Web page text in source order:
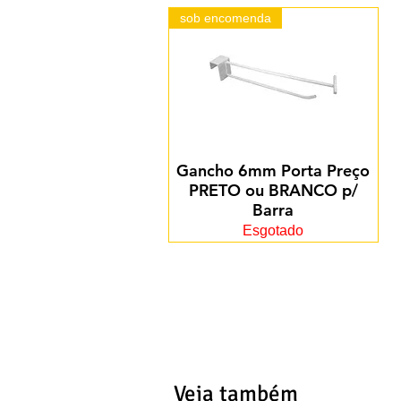
sob encomenda
Gancho 6mm Porta Preço
PRETO ou BRANCO p/
Barra
Esgotado
Veja também